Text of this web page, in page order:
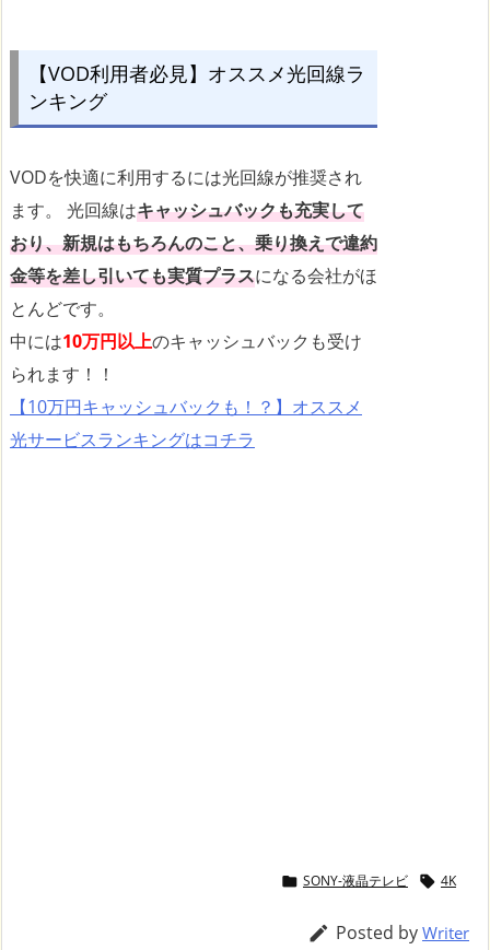
【VOD利用者必見】オススメ光回線ラ
ンキング
VODを快適に利用するには光回線が推奨され
ます。 光回線はキャッシュバックも充実して
おり、新規はもちろんのこと、乗り換えで違約
金等を差し引いても実質プラスになる会社がほ
とんどです。
中には10万円以上のキャッシュバックも受け
られます！！
【10万円キャッシュバックも！？】オススメ
光サービスランキングはコチラ
 SONY-液晶テレビ  4K
 Posted by Writer